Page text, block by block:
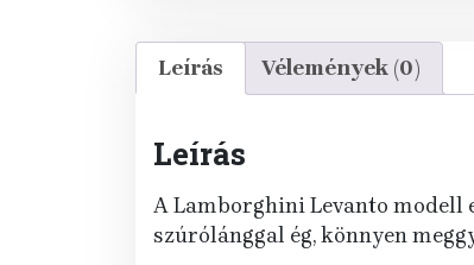
Leírás Vélemények (0)
Leírás
A Lamborghini Levanto modell
szúrólánggal ég, könnyen